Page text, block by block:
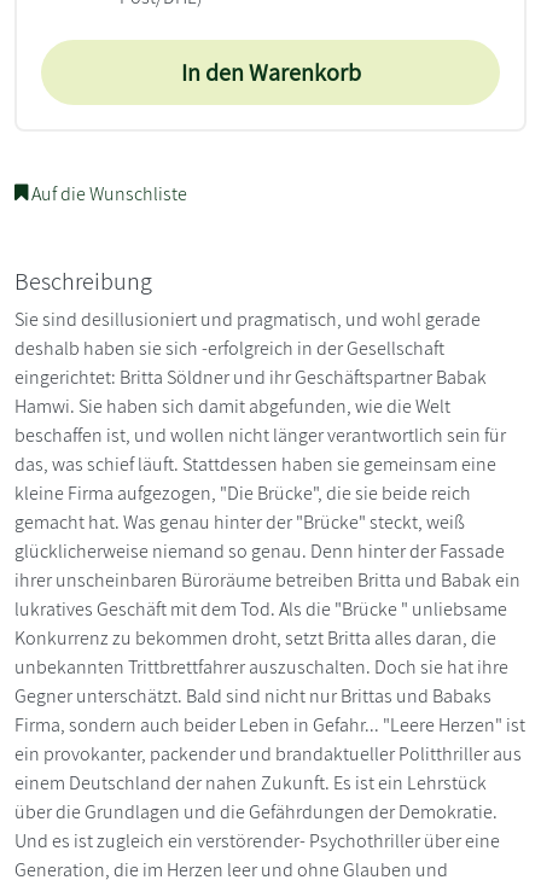
In den Warenkorb
Auf die Wunschliste
Beschreibung
Sie sind desillusioniert und pragmatisch, und wohl gerade
deshalb haben sie sich -erfolgreich in der Gesellschaft
eingerichtet: Britta Söldner und ihr Geschäftspartner Babak
Hamwi. Sie haben sich damit abgefunden, wie die Welt
beschaffen ist, und wollen nicht länger verantwortlich sein für
das, was schief läuft. Stattdessen haben sie gemeinsam eine
kleine Firma aufgezogen, "Die Brücke", die sie beide reich
gemacht hat. Was genau hinter der "Brücke" steckt, weiß
glücklicherweise niemand so genau. Denn hinter der Fassade
ihrer unscheinbaren Büroräume betreiben Britta und Babak ein
lukratives Geschäft mit dem Tod. Als die "Brücke " unliebsame
Konkurrenz zu bekommen droht, setzt Britta alles daran, die
unbekannten Trittbrettfahrer auszuschalten. Doch sie hat ihre
Gegner unterschätzt. Bald sind nicht nur Brittas und Babaks
Firma, sondern auch beider Leben in Gefahr... "Leere Herzen" ist
ein provokanter, packender und brandaktueller Politthriller aus
einem Deutschland der nahen Zukunft. Es ist ein Lehrstück
über die Grundlagen und die Gefährdungen der Demokratie.
Und es ist zugleich ein verstörender- Psychothriller über eine
Generation, die im Herzen leer und ohne Glauben und